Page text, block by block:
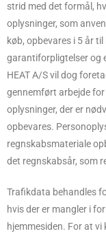
strid med det formål,
oplysninger, som
køb, opbevares i 5 år
garantiforpligtelser og
HEAT A/S vil dog
gennemført arbejde
oplysninger, der er
opbevares.
regnskabsmateriale
det regnskabsår, som
Trafikdata behandles
hvis der er mangler i
hjemmesiden. For at vi